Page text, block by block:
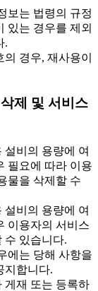
보는 법령의 규정
있는 경우를 제외
.
경우, 재사용이
제 및 서비스
비의 용량에 여
필요에 따라 이용
물을 삭제할 수
비의 용량에 여
이용자의 서비스
수 있습니다.
에는 당해 사항을
지합니다.
재 또는 등록하